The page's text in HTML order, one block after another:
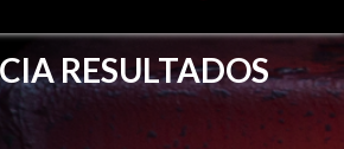
RESULTADOS